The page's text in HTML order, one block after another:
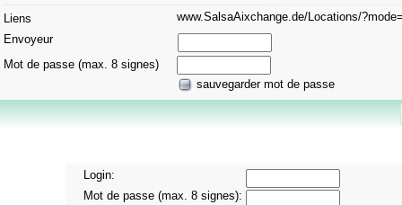
Liens
www.SalsaAixchange.de/Locations/
Envoyeur
Mot de passe (max. 8 signes)
sauvegarder mot de passe
Login:
Mot de passe (max. 8 signes):